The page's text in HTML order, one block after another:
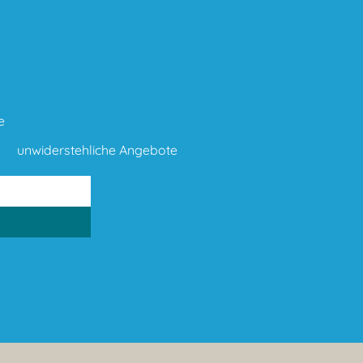
unwiderstehliche Angebote